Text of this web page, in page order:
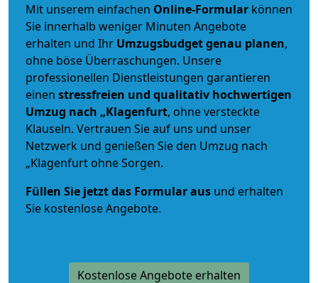
Mit unserem einfachen Online-Formular können
Sie innerhalb weniger Minuten Angebote
erhalten und Ihr Umzugsbudgetgenau planen,
ohne böse Überraschungen. Unsere
professionellen Dienstleistungen garantieren
einen stressfreien und qualitativ hochwertigen
Umzug nach „Klagenfurt, ohne versteckte
Klauseln. Vertrauen Sie auf uns und unser
Netzwerk und genießen Sie den Umzug nach
„Klagenfurt ohne Sorgen.
Füllen Sie jetzt das Formular aus und erhalten
Sie kostenlose Angebote.
Kostenlose Angebote erhalten